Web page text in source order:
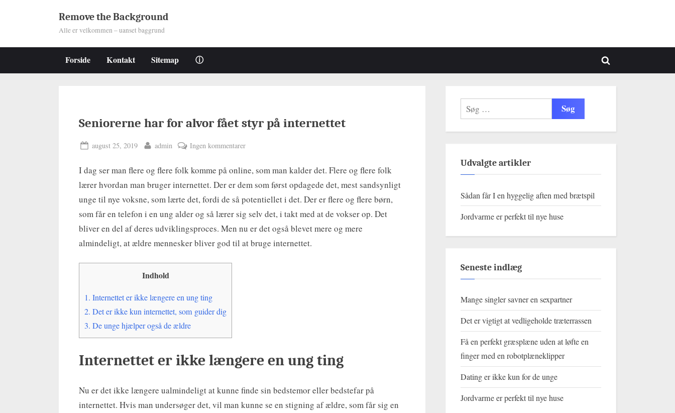
Remove the Background
Alle er velkommen – uanset baggrund
Forside Kontakt Sitemap ⓘ
Toggle
Seniorerne har for alvor fået styr på internettet
Posted
august 25, 2019 By
admin Ingen kommentarertil
har
for
alvor
styr
på
internettet
I dag ser man flere og flere folk komme på online, som man kalder det. Flere og flere folk
lærer hvordan man bruger internettet. Der er dem som først opdagede det, mest sandsynligt
unge til nye voksne, som lærte det, fordi de så potentiellet i det. Der er flere og flere børn,
som får en telefon i en ung alder og så lærer sig selv det, i takt med at de vokser op. Det
bliver en del af deres udviklingsproces. Men nu er det også blevet mere og mere
almindeligt, at ældre mennesker bliver god til at bruge internettet.
Indhold
1. Internettet er ikke længere en ung ting
2. Det er ikke kun internettet, som guider dig
3. De unge hjælper også de ældre
Internettet er ikke længere en ung ting
Nu er det ikke længere ualmindeligt at kunne finde sin bedstemor eller bedstefar på
internettet. Hvis man undersøger det, vil man kunne se en stigning af ældre, som får sig en
Søg
efter:
Udvalgte artikler
Sådan får I en hyggelig aften med brætspil
Jordvarme er perfekt til nye huse
Seneste indlæg
Mange singler savner en sexpartner
Det er vigtigt at vedligeholde træterrassen
Få en perfekt græsplæne uden at løfte en
finger med en robotplæneklipper
Dating er ikke kun for de unge
Jordvarme er perfekt til nye huse